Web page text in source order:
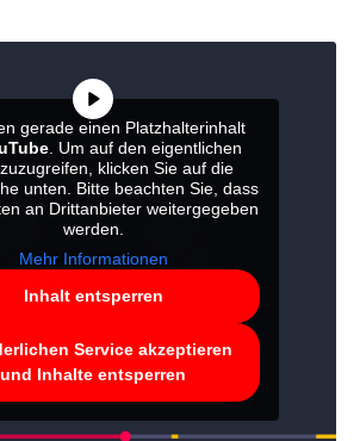
gerade einen Platzhalterinhalt
. Um auf den eigentlichen
klicken Sie auf die
unten. Bitte beachten Sie, dass
an Drittanbieter weitergegeben
werden.
Mehr Informationen
Inhalt entsperren
Service akzeptieren
und Inhalte entsperren